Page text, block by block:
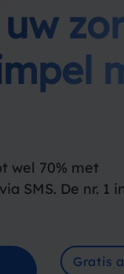
wel 70% met
SMS. De nr. 1
Gratis